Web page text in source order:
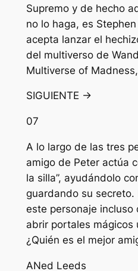
Supremo y de hecho
no lo haga, es
acepta lanzar el
del multiverso de
Multiverse of
SIGUIENTE →
07
A lo largo de las tres
amigo de Peter actúa
la silla”, ayudándolo
guardando su secreto.
este personaje incluso
abrir portales mágicos
¿Quién es el mejor
ANed Leeds